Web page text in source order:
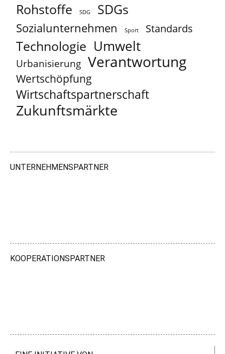
Rohstoffe SDG SDGs
Sozialunternehmen Sport Standards
Technologie Umwelt
Urbanisierung Verantwortung
Wertschöpfung
Wirtschaftspartnerschaft
Zukunftsmärkte
UNTERNEHMENSPARTNER
KOOPERATIONSPARTNER